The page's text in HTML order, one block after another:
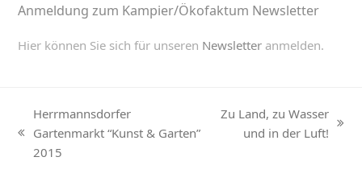
Anmeldung zum Kampier/Ökofaktum Newsletter
Hier können Sie sich für unseren Newsletter anmelden.
previous
post:
Herrmannsdorfer
Gartenmarkt “Kunst & Garten”
2015
Zu Land, zu Wasser
und in der Luft!